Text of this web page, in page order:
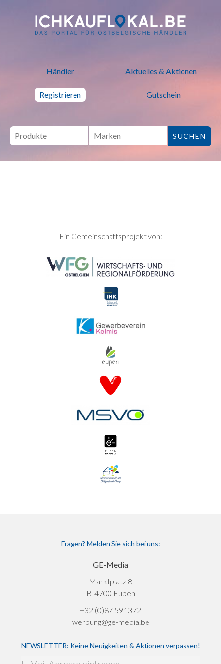
ich kauf lokal - Bei lokalen
Händler Aktuelles & Aktionen
Registrieren Gutschein
SEITENFUSSEin Gemeinschaftsprojekt von:
Fragen? Melden Sie sich bei uns:
GE-Media
Marktplatz 8
B-4700 Eupen
+32 (0)87 591372
werbung@ge-media.be
NEWSLETTER: Keine Neuigkeiten & Aktionen verpassen!